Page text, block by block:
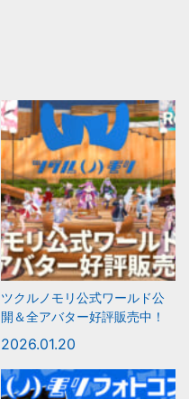
ツクルノモリ公式ワールド公
開＆全アバター好評販売中！
2026.01.20